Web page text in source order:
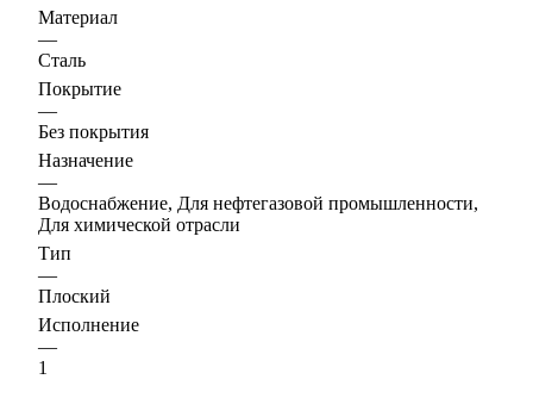
Материал
—
Сталь
Покрытие
—
Без покрытия
Назначение
—
Водоснабжение, Для нефтегазовой промышленности,
Для химической отрасли
Тип
—
Плоский
Исполнение
—
1